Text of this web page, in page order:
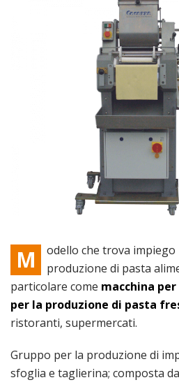
M
odello che trova
produzione di pasta
particolare come macchina
per la produzione di pasta
ristoranti, supermercati.
Gruppo per la produzione di
sfoglia e taglierina; composta